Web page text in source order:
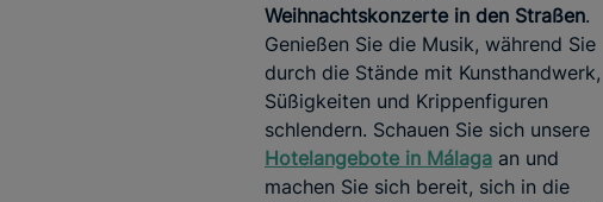
Weihnachtskonzerte in den Straßen.
Genießen Sie die Musik, während Sie
durch die Stände mit Kunsthandwerk,
Süßigkeiten und Krippenfiguren
schlendern. Schauen Sie sich unsere
Hotelangebote in Málaga an und
machen Sie sich bereit, sich in die